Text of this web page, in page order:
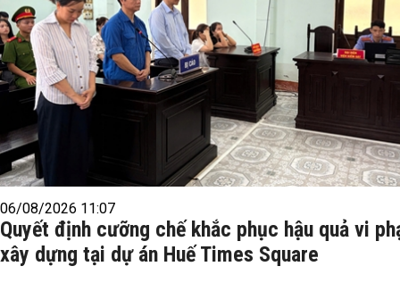
06/08/2026 11:07
Quyết định cưỡng chế khắc phục hậu quả vi
xây dựng tại dự án Huế Times Square